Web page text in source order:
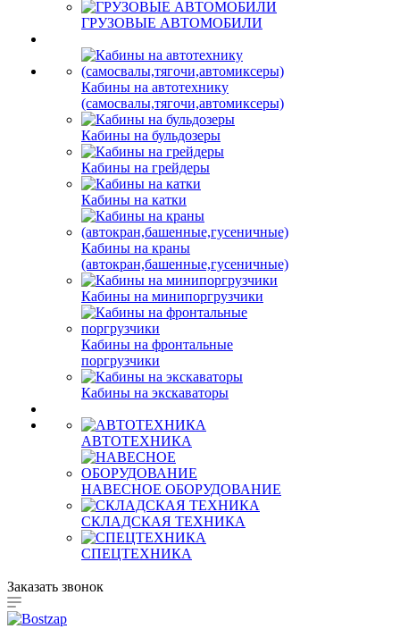
ГРУЗОВЫЕ АВТОМОБИЛИ
Кабины на автотехнику
(самосвалы,тягочи,автомиксеры)
Кабины на бульдозеры
Кабины на грейдеры
Кабины на катки
Кабины на краны
(автокран,башенные,гусеничные)
Кабины на минипоргрузчики
Кабины на фронтальные
поргрузчики
Кабины на экскаваторы
АВТОТЕХНИКА
НАВЕСНОЕ ОБОРУДОВАНИЕ
СКЛАДСКАЯ ТЕХНИКА
СПЕЦТЕХНИКА
Заказать звонок